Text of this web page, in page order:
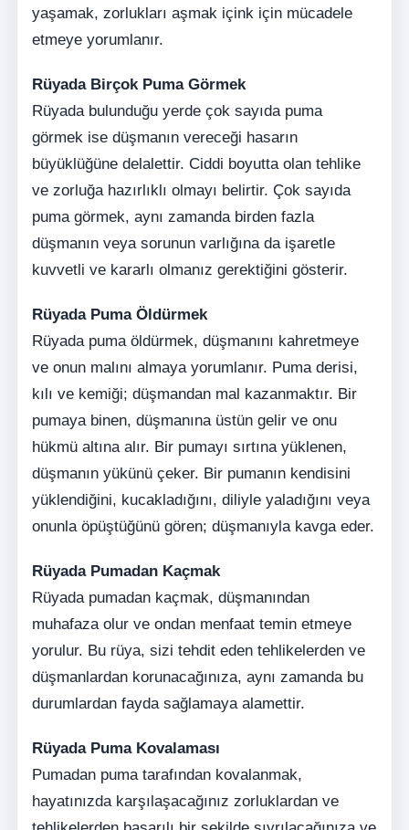
yaşamak, zorlukları aşmak içink için mücadele
etmeye yorumlanır.
Rüyada Birçok Puma Görmek
Rüyada bulunduğu yerde çok sayıda puma
görmek ise düşmanın vereceği hasarın
büyüklüğüne delalettir. Ciddi boyutta olan tehlike
ve zorluğa hazırlıklı olmayı belirtir. Çok sayıda
puma görmek, aynı zamanda birden fazla
düşmanın veya sorunun varlığına da işaretle
kuvvetli ve kararlı olmanız gerektiğini gösterir.
Rüyada Puma Öldürmek
Rüyada puma öldürmek, düşmanını kahretmeye
ve onun malını almaya yorumlanır. Puma derisi,
kılı ve kemiği; düşmandan mal kazanmaktır. Bir
pumaya binen, düşmanına üstün gelir ve onu
hükmü altına alır. Bir pumayı sırtına yüklenen,
düşmanın yükünü çeker. Bir pumanın kendisini
yüklendiğini, kucakladığını, diliyle yaladığını veya
onunla öpüştüğünü gören; düşmanıyla kavga eder.
Rüyada Pumadan Kaçmak
Rüyada pumadan kaçmak, düşmanından
muhafaza olur ve ondan menfaat temin etmeye
yorulur. Bu rüya, sizi tehdit eden tehlikelerden ve
düşmanlardan korunacağınıza, aynı zamanda bu
durumlardan fayda sağlamaya alamettir.
Rüyada Puma Kovalaması
Pumadan puma tarafından kovalanmak,
hayatınızda karşılaşacağınız zorluklardan ve